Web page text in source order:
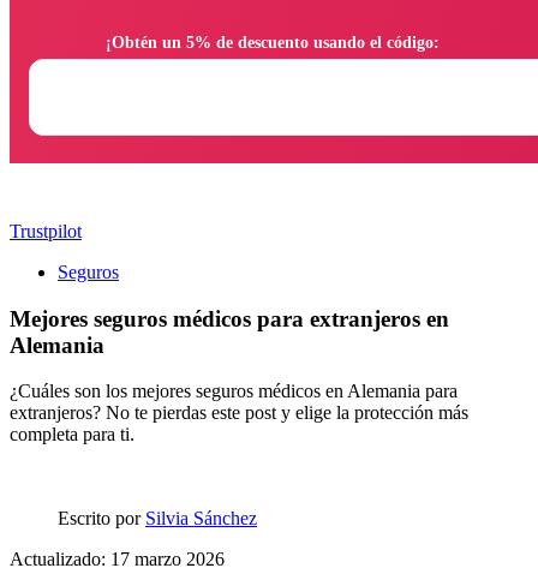
Trustpilot
Seguros
Mejores seguros médicos para extranjeros en
Alemania
¿Cuáles son los mejores seguros médicos en Alemania para
extranjeros? No te pierdas este post y elige la protección más
completa para ti.
Escrito por Silvia Sánchez
Actualizado: 17 marzo 2026